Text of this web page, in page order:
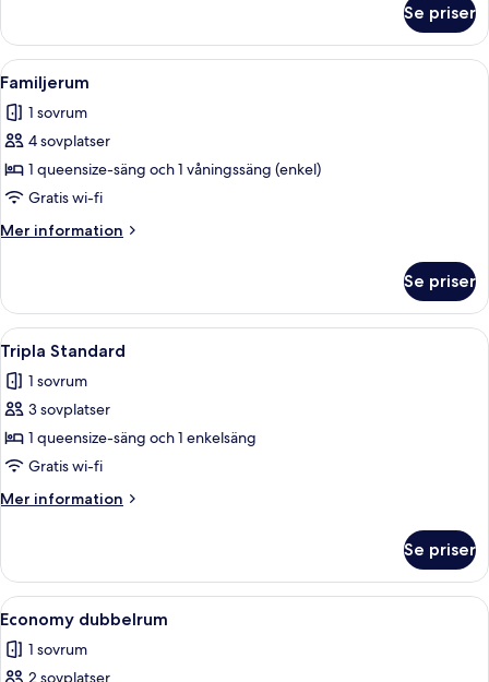
Se priser
Öppna
alla
foton
för
Familjerum
Ett kompakt hotellrum med
5
Familjerum
1 sovrum
4 sovplatser
1 queensize-säng och 1 våningssäng (enkel)
Gratis wi-fi
Mer information
Mer
Se priser
Öppna
alla
foton
för
Tripla
Standard
Ett hotellrum med två sängar, ett
5
Tripla Standard
1 sovrum
3 sovplatser
1 queensize-säng och 1 enkelsäng
Gratis wi-fi
Mer information
Mer
Standard
Se priser
Öppna
alla
foton
Ett hotellrum med en stor säng, ett
1
Economy dubbelrum
1 sovrum
2 sovplatser